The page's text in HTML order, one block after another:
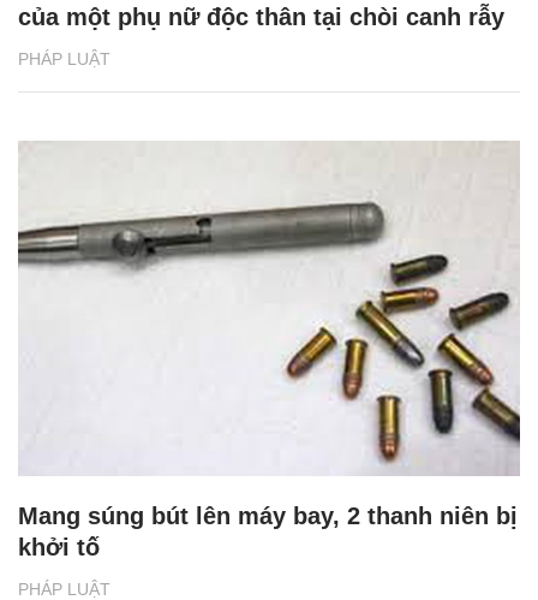
PHÁP LUẬT
của một phụ nữ độc thân tại chòi canh rẫy
PHÁP LUẬT
Mang súng bút lên máy bay, 2 thanh niên bị
khởi tố